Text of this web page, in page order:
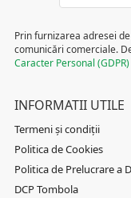
Prin furnizarea adresei
comunicări comerciale.
Caracter Personal (GDPR)
INFORMATII UTILE
Termeni și condiții
Politica de Cookies
Politica de Prelucrare a
DCP Tombola